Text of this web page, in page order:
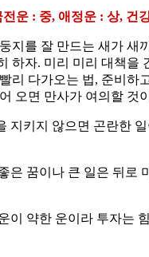
운 : 중, 애정운 : 상, 건
지를 잘 만드는 새가 새
하자. 미리 미리 대책을
리 다가오는 법, 준비하
오면 만사가 여의할 것
지키지 않으면 곤란한
은 꿈이나 큰 일은 뒤로
이 약한 운이라 투자는